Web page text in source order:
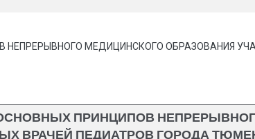
МЕДИЦИНСКОГО ОБРАЗОВАНИЯ
ПРИНЦИПОВ